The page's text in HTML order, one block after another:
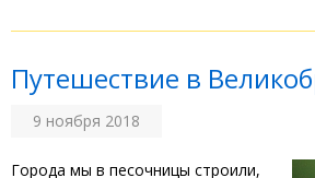
Путешествие в
9 ноября 2018
Города мы в песочницы строили,